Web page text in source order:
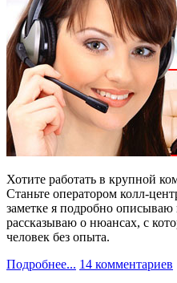
Хотите работать в крупной
Станьте оператором колл-
заметке я подробно
рассказываю о нюансах, с
человек без опыта.
Подробнее... 14 комментариев